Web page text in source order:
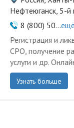
Нефтеюганск, 5-й
8 (800) 50...ещё
Регистрация и
СРО, получение
услуги и др.
Узнать больше